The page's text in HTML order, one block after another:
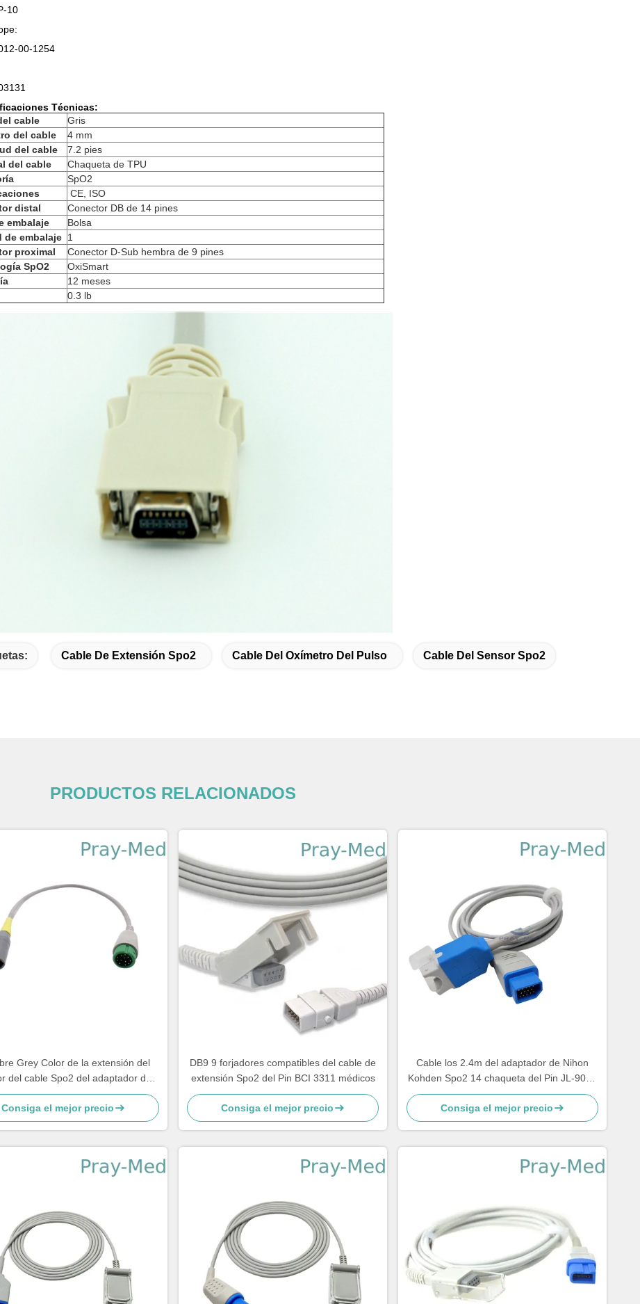
10
00-1254
Técnicas:
cable
Gris
del cable
4 mm
del cable
7.2 pies
del cable
Chaqueta de TPU
SpO2
CE, ISO
distal
Conector DB de 14 pines
embalaje
Bolsa
de embalaje 1
proximal
Conector D-Sub hembra de 9 pines
SpO2
OxiSmart
12 meses
0.3 lb
Cable De Extensión Spo2 Cable Del Oxímetro Del Pulso Cable Del Sensor Spo2
PRODUCTOS RELACIONADOS
Grey Color de la extensión del
del cable Spo2 del adaptador de
Comen 12 Pin Spo 2
Consiga el mejor precio
DB9 9 forjadores compatibles del cable de
extensión Spo2 del Pin BCI 3311 médicos
Consiga el mejor precio
Cable los 2.4m del adaptador de Nihon
Kohden Spo2 14 chaqueta del Pin JL-900P
TPU
Consiga el mejor precio